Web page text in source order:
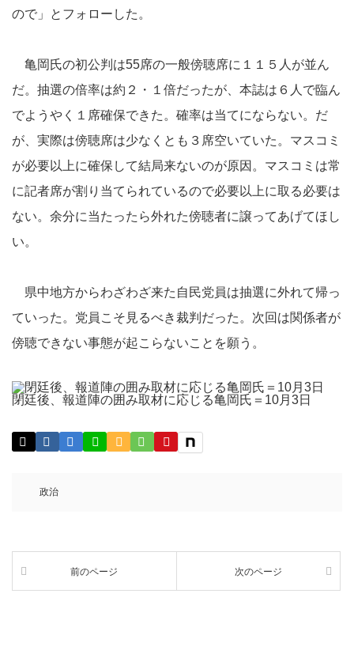
ので」とフォローした。
亀岡氏の初公判は55席の一般傍聴席に１１５人が並ん
だ。抽選の倍率は約２・１倍だったが、本誌は６人で臨ん
でようやく１席確保できた。確率は当てにならない。だ
が、実際は傍聴席は少なくとも３席空いていた。マスコミ
が必要以上に確保して結局来ないのが原因。マスコミは常
に記者席が割り当てられているので必要以上に取る必要は
ない。余分に当たったら外れた傍聴者に譲ってあげてほし
い。
県中地方からわざわざ来た自民党員は抽選に外れて帰っ
ていった。党員こそ見るべき裁判だった。次回は関係者が
傍聴できない事態が起こらないことを願う。
閉廷後、報道陣の囲み取材に応じる亀岡氏＝10月3日
政治
前のページ 次のページ